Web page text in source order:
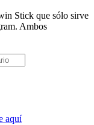
Stick que sólo sirve
Ambos
aquí